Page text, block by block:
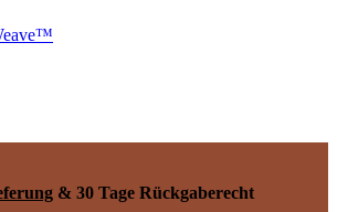
& 30 Tage Rückgaberecht